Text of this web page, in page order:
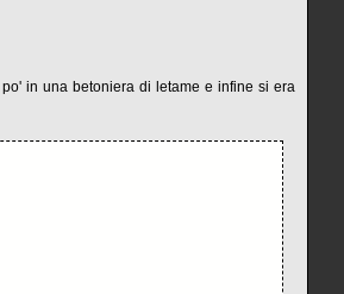
in una betoniera di letame e infine si era